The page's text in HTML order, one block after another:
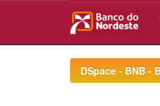
DSpace - BNB -